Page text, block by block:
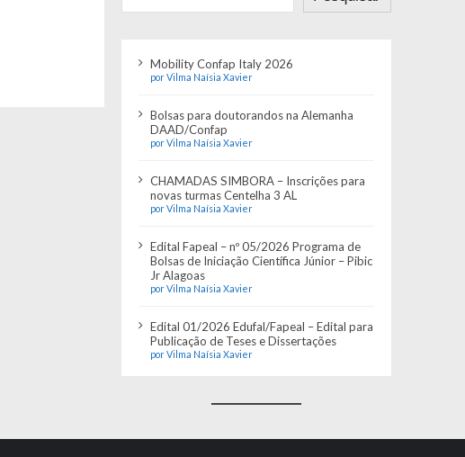
Mobility Confap Italy 2026
por Vilma Naísia Xavier
Bolsas para doutorandos na Alemanha
DAAD/Confap
por Vilma Naísia Xavier
CHAMADAS SIMBORA – Inscrições para
novas turmas Centelha 3 AL
por Vilma Naísia Xavier
Edital Fapeal – nº 05/2026 Programa de
Bolsas de Iniciação Científica Júnior – Pibic
Jr Alagoas
por Vilma Naísia Xavier
Edital 01/2026 Edufal/Fapeal – Edital para
Publicação de Teses e Dissertações
por Vilma Naísia Xavier